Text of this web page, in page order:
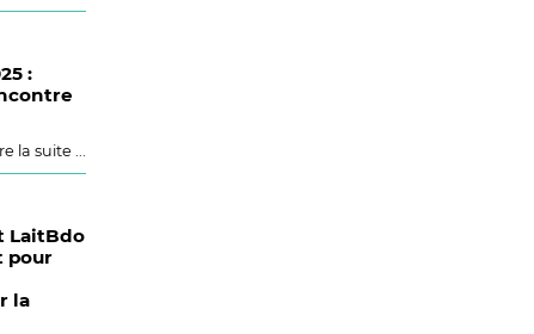
:
la suite ...
LaitBdo
pour
la